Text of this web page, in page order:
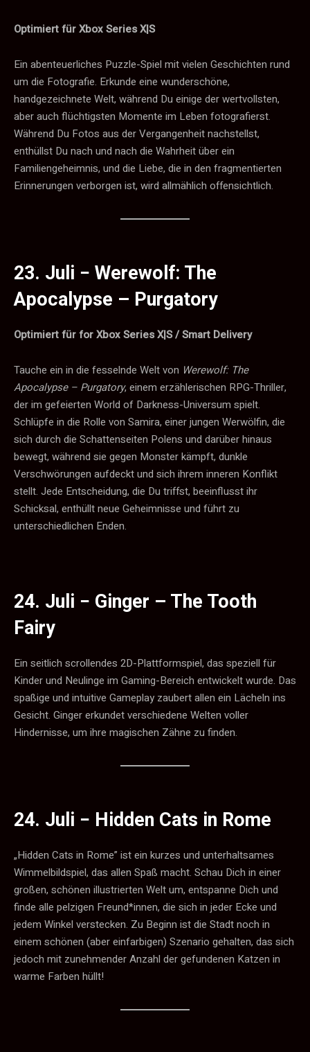
Optimiert für Xbox Series X|S
Ein abenteuerliches Puzzle-Spiel mit vielen Geschichten rund
um die Fotografie. Erkunde eine wunderschöne,
handgezeichnete Welt, während Du einige der wertvollsten,
aber auch flüchtigsten Momente im Leben fotografierst.
Während Du Fotos aus der Vergangenheit nachstellst,
enthüllst Du nach und nach die Wahrheit über ein
Familiengeheimnis, und die Liebe, die in den fragmentierten
Erinnerungen verborgen ist, wird allmählich offensichtlich.
23. Juli − Werewolf: The
Apocalypse – Purgatory
Optimiert für for Xbox Series X|S / Smart Delivery
Tauche ein in die fesselnde Welt von Werewolf: The
Apocalypse – Purgatory, einem erzählerischen RPG-Thriller,
der im gefeierten World of Darkness-Universum spielt.
Schlüpfe in die Rolle von Samira, einer jungen Werwölfin, die
sich durch die Schattenseiten Polens und darüber hinaus
bewegt, während sie gegen Monster kämpft, dunkle
Verschwörungen aufdeckt und sich ihrem inneren Konflikt
stellt. Jede Entscheidung, die Du triffst, beeinflusst ihr
Schicksal, enthüllt neue Geheimnisse und führt zu
unterschiedlichen Enden.
24. Juli − Ginger – The Tooth
Fairy
Ein seitlich scrollendes 2D-Plattformspiel, das speziell für
Kinder und Neulinge im Gaming-Bereich entwickelt wurde. Das
spaßige und intuitive Gameplay zaubert allen ein Lächeln ins
Gesicht. Ginger erkundet verschiedene Welten voller
Hindernisse, um ihre magischen Zähne zu finden.
24. Juli − Hidden Cats in Rome
„Hidden Cats in Rome” ist ein kurzes und unterhaltsames
Wimmelbildspiel, das allen Spaß macht. Schau Dich in einer
großen, schönen illustrierten Welt um, entspanne Dich und
finde alle pelzigen Freund*innen, die sich in jeder Ecke und
jedem Winkel verstecken. Zu Beginn ist die Stadt noch in
einem schönen (aber einfarbigen) Szenario gehalten, das sich
jedoch mit zunehmender Anzahl der gefundenen Katzen in
warme Farben hüllt!